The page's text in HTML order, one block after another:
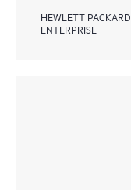
HEWLETT PACKARD
ENTERPRISE